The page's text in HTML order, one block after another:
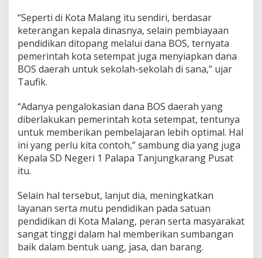
k
a
n
“Seperti di Kota Malang itu sendiri, berdasar
keterangan kepala dinasnya, selain pembiayaan
pendidikan ditopang melalui dana BOS, ternyata
pemerintah kota setempat juga menyiapkan dana
BOS daerah untuk sekolah-sekolah di sana,” ujar
Taufik.
“Adanya pengalokasian dana BOS daerah yang
diberlakukan pemerintah kota setempat, tentunya
untuk memberikan pembelajaran lebih optimal. Hal
ini yang perlu kita contoh,” sambung dia yang juga
Kepala SD Negeri 1 Palapa Tanjungkarang Pusat
itu.
Selain hal tersebut, lanjut dia, meningkatkan
layanan serta mutu pendidikan pada satuan
pendidikan di Kota Malang, peran serta masyarakat
sangat tinggi dalam hal memberikan sumbangan
baik dalam bentuk uang, jasa, dan barang.